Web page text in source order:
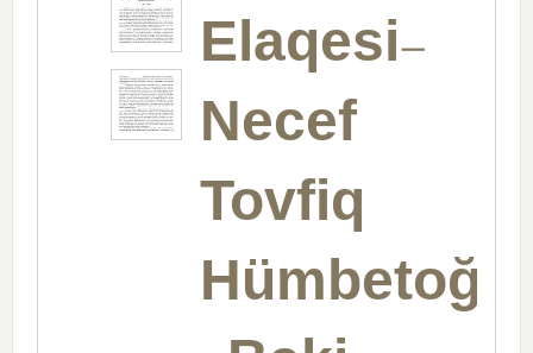
Elaqesi-
Necef
Tovfiq
Hümbetoğlu